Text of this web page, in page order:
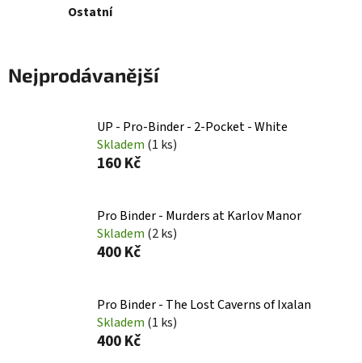
Ostatní
Nejprodávanější
UP - Pro-Binder - 2-Pocket - White
Skladem (1 ks)
160 Kč
Pro Binder - Murders at Karlov Manor
Skladem (2 ks)
400 Kč
Pro Binder - The Lost Caverns of Ixalan
Skladem (1 ks)
400 Kč